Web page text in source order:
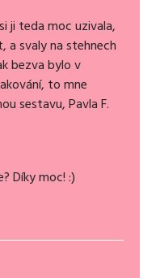
ji teda moc uzivala,
a svaly na stehnech
bezva bylo v
to mne
sestavu, Pavla F.
Díky moc! :)